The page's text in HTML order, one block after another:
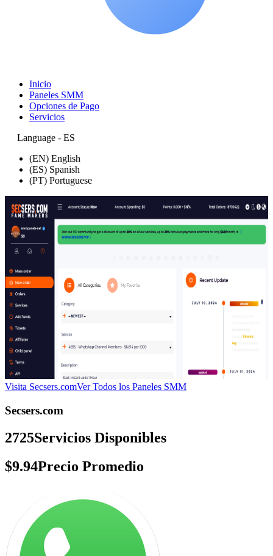
Inicio
Paneles SMM
Opciones de Pago
Servicios
Language - ES
(EN) English
(ES) Spanish
(PT) Portuguese
Visita Secsers.comVer Todos los Paneles SMM
Secsers.com
2725Servicios Disponibles
$9.94Precio Promedio